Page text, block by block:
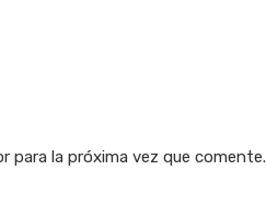
para la próxima vez que comente.